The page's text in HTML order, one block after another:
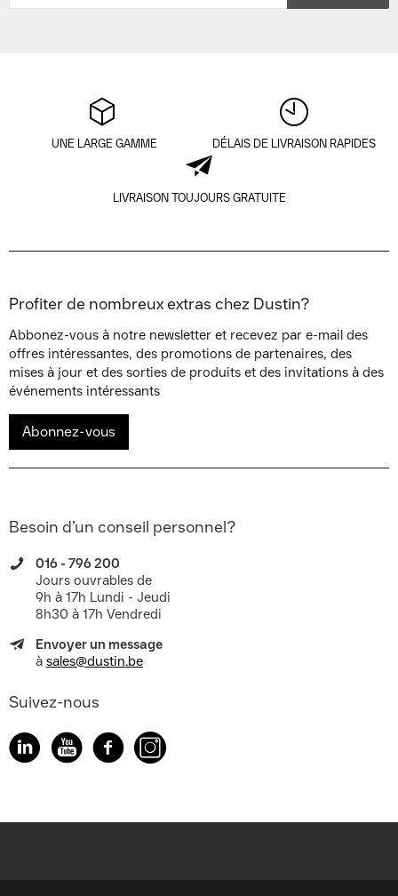
UNE LARGE GAMME DÉLAIS DE LIVRAISON RAPIDES
LIVRAISON TOUJOURS GRATUITE
Profiter de nombreux extras chez Dustin?
Abbonez-vous à notre newsletter et recevez par e-mail des
offres intéressantes, des promotions de partenaires, des
mises à jour et des sorties de produits et des invitations à des
événements intéressants
Abonnez-vous
Besoin d’un conseil personnel?
016 - 796 200
Jours ouvrables de
9h à 17h Lundi - Jeudi
8h30 à 17h Vendredi
Envoyer un message
à sales@dustin.be
Suivez-nous